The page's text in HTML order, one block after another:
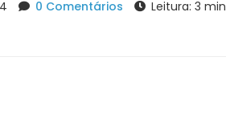
0 Comentários Leitura: 3 min